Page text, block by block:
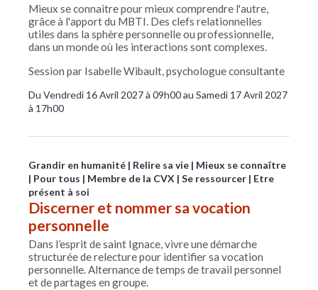
Mieux se connaitre pour mieux comprendre l'autre,
grâce à l'apport du MBTI. Des clefs relationnelles
utiles dans la sphère personnelle ou professionnelle,
dans un monde où les interactions sont complexes.
Session par Isabelle Wibault, psychologue consultante
Du Vendredi 16 Avril 2027 à 09h00 au Samedi 17 Avril 2027
à 17h00
Grandir en humanité Relire sa vie
Mieux se connaître
Pour tous
Membre de la CVX Se ressourcer
Etre
présent à soi
Discerner et nommer sa vocation
personnelle
Dans l’esprit de saint Ignace, vivre une démarche
structurée de relecture pour identifier sa vocation
personnelle. Alternance de temps de travail personnel
et de partages en groupe.